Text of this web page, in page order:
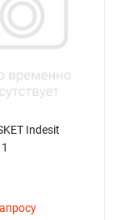
Indesit